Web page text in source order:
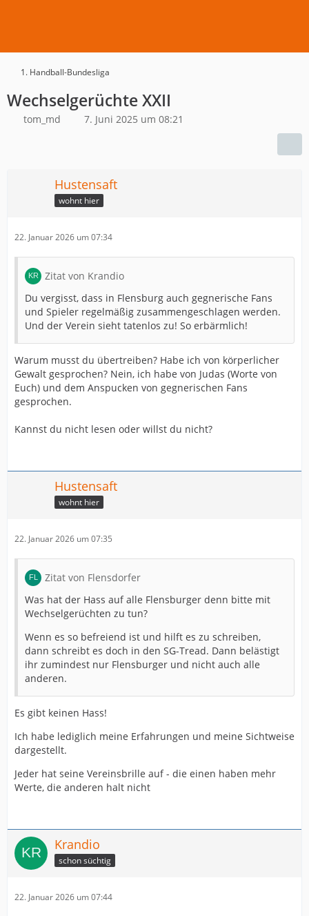
1. Handball-Bundesliga
Wechselgerüchte XXII
tom_md 7. Juni 2025 um 08:21
Hustensaft
wohnt hier
22. Januar 2026 um 07:34
Zitat von Krandio
Du vergisst, dass in Flensburg auch gegnerische Fans
und Spieler regelmäßig zusammengeschlagen werden.
Und der Verein sieht tatenlos zu! So erbärmlich!
Warum musst du übertreiben? Habe ich von körperlicher
Gewalt gesprochen? Nein, ich habe von Judas (Worte von
Euch) und dem Anspucken von gegnerischen Fans
gesprochen.
Kannst du nicht lesen oder willst du nicht?
Hustensaft
wohnt hier
22. Januar 2026 um 07:35
Zitat von Flensdorfer
Was hat der Hass auf alle Flensburger denn bitte mit
Wechselgerüchten zu tun?
Wenn es so befreiend ist und hilft es zu schreiben,
dann schreibt es doch in den SG-Tread. Dann belästigt
ihr zumindest nur Flensburger und nicht auch alle
anderen.
Es gibt keinen Hass!
Ich habe lediglich meine Erfahrungen und meine Sichtweise
dargestellt.
Jeder hat seine Vereinsbrille auf - die einen haben mehr
Werte, die anderen halt nicht
Krandio
schon süchtig
22. Januar 2026 um 07:44